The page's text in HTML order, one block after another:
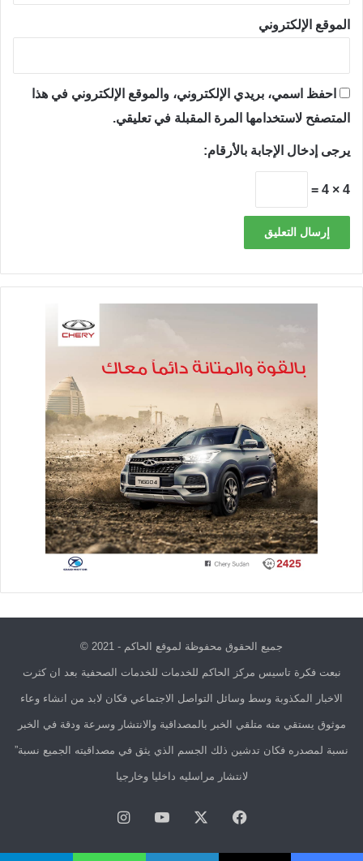
الموقع الإلكتروني
احفظ اسمي، بريدي الإلكتروني، والموقع الإلكتروني في هذا
المتصفح لاستخدامها المرة المقبلة في تعليقي.
يرجى إدخال الإجابة بالأرقام:
4 × 4 =
جميع الحقوق محفوظة لموقع الحاكم - 2021 ©
نبعت فكرة تاسيس مركز الحاكم للخدمات للخدمات الصحفية بعد ان كثرت
الاخبار المكذوبة وسط وسائل التواصل الاجتماعي فكان لابد من انشاء وعاء
موثوق يستقي منه متلقي الخبر بالمصداقية والانتشار وسرعة ودقة في الخبر
نسبة لمصدره فكان تدشين ذلك الجسم الذي يثق في مصداقيته الجميع نسبة”
لانتشار مراسليه داخليا وخارجيا
فيسبوك يوتيوبانستقرام